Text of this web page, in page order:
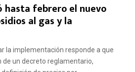
hasta febrero el nuevo
al gas y la
la implementación responde a que
de un decreto reglamentario,